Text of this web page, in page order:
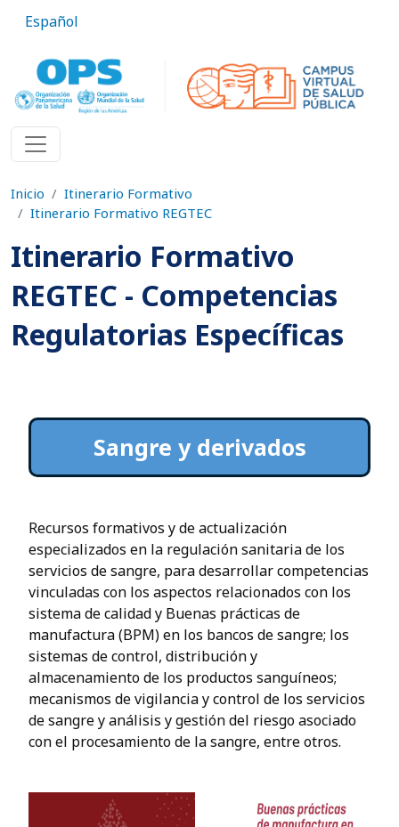
Español
Inicio
Itinerario Formativo
Itinerario Formativo REGTEC
Itinerario Formativo
REGTEC - Competencias
Regulatorias Específicas
Sangre y derivados
Recursos formativos y de actualización
especializados en la regulación sanitaria de los
servicios de sangre, para desarrollar competencias
vinculadas con los aspectos relacionados con los
sistema de calidad y Buenas prácticas de
manufactura (BPM) en los bancos de sangre; los
sistemas de control, distribución y
almacenamiento de los productos sanguíneos;
mecanismos de vigilancia y control de los servicios
de sangre y análisis y gestión del riesgo asociado
con el procesamiento de la sangre, entre otros.